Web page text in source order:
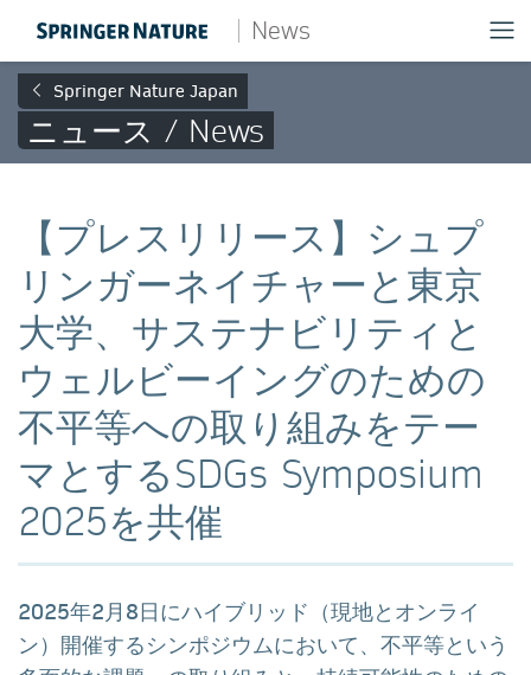
News
Springer Nature Japan
ニュース / News
【プレスリリース】シュプ
リンガーネイチャーと東京
大学、サステナビリティと
ウェルビーイングのための
不平等への取り組みをテー
マとするSDGs Symposium
2025を共催
2025年2月8日にハイブリッド（現地とオンライ
ン）開催するシンポジウムにおいて、不平等という